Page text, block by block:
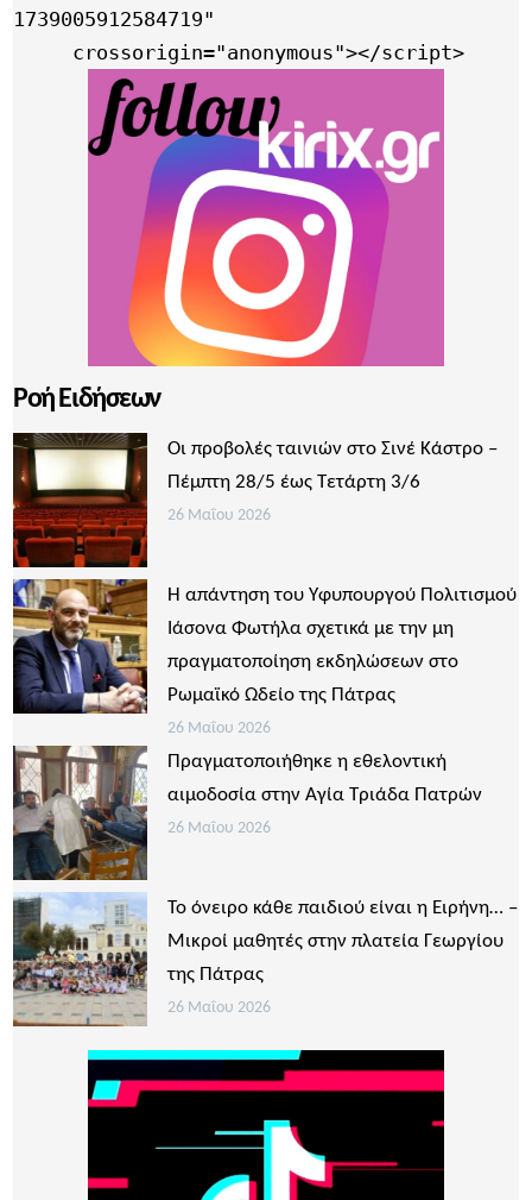
1739005912584719"
     crossorigin="anonymous"></script>
Ροή Ειδήσεων
Οι προβολές ταινιών στο Σινέ Κάστρο –
Πέμπτη 28/5 έως Τετάρτη 3/6
26 Μαΐου 2026
Η απάντηση του Υφυπουργού Πολιτισμού
Ιάσονα Φωτήλα σχετικά με την μη
πραγματοποίηση εκδηλώσεων στο
Ρωμαϊκό Ωδείο της Πάτρας
26 Μαΐου 2026
Πραγματοποιήθηκε η εθελοντική
αιμοδοσία στην Αγία Τριάδα Πατρών
26 Μαΐου 2026
Το όνειρο κάθε παιδιού είναι η Ειρήνη… –
Μικροί μαθητές στην πλατεία Γεωργίου
της Πάτρας
26 Μαΐου 2026